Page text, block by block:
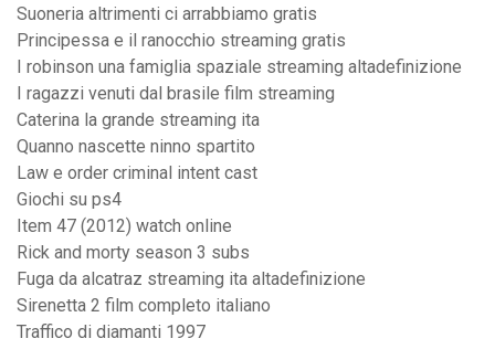
Suoneria altrimenti ci arrabbiamo gratis
Principessa e il ranocchio streaming gratis
I robinson una famiglia spaziale streaming altadefinizione
I ragazzi venuti dal brasile film streaming
Caterina la grande streaming ita
Quanno nascette ninno spartito
Law e order criminal intent cast
Giochi su ps4
Item 47 (2012) watch online
Rick and morty season 3 subs
Fuga da alcatraz streaming ita altadefinizione
Sirenetta 2 film completo italiano
Traffico di diamanti 1997